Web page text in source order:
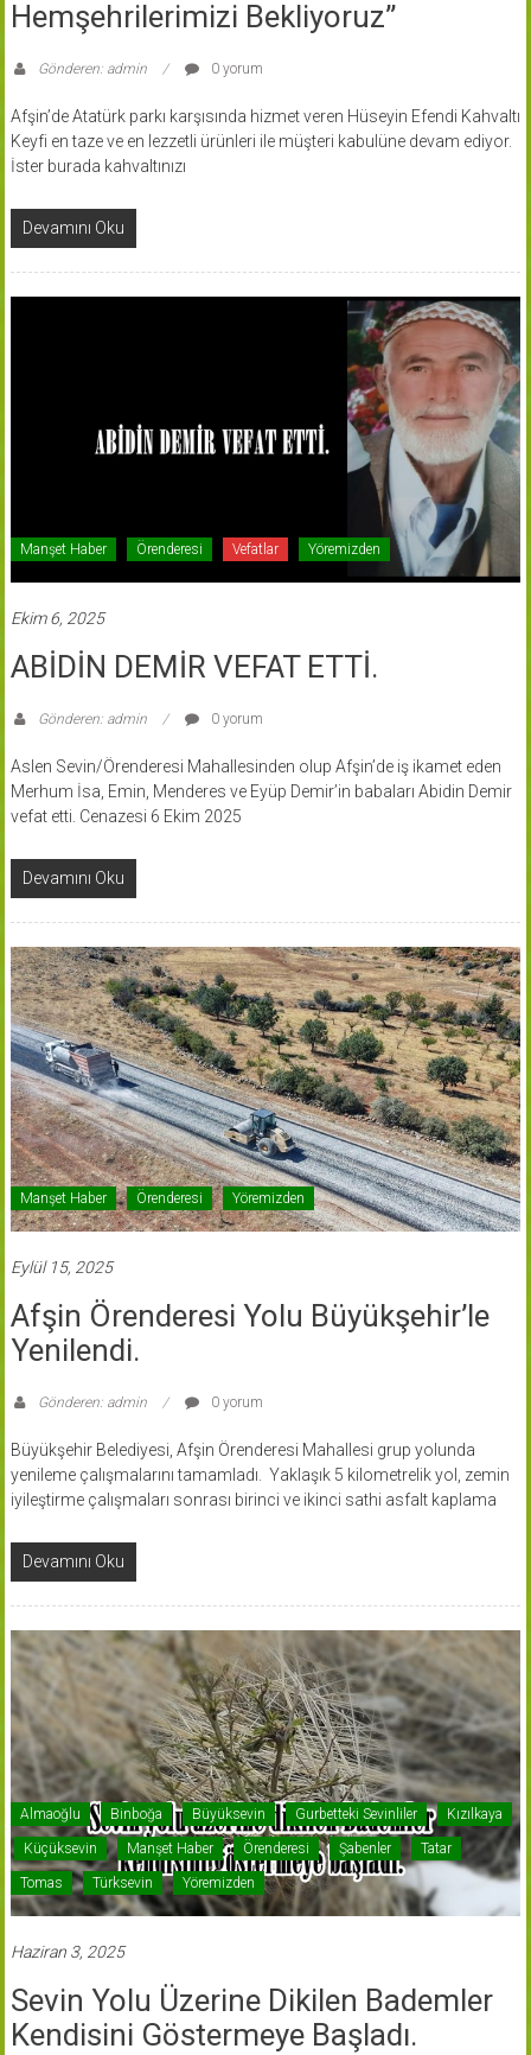
Hemşehrilerimizi Bekliyoruz”
Gönderen: admin 0 yorum
Afşin’de Atatürk parkı karşısında hizmet veren Hüseyin Efendi Kahvaltı
Keyfi en taze ve en lezzetli ürünleri ile müşteri kabulüne devam ediyor.
İster burada kahvaltınızı
Devamını Oku
Manşet Haber Örenderesi Vefatlar Yöremizden
Ekim 6, 2025
ABİDİN DEMİR VEFAT ETTİ.
Gönderen: admin 0 yorum
Aslen Sevin/Örenderesi Mahallesinden olup Afşin’de iş ikamet eden
Merhum İsa, Emin, Menderes ve Eyüp Demir’in babaları Abidin Demir
vefat etti. Cenazesi 6 Ekim 2025
Devamını Oku
Manşet Haber Örenderesi Yöremizden
Eylül 15, 2025
Afşin Örenderesi Yolu Büyükşehir’le
Yenilendi.
Gönderen: admin 0 yorum
Büyükşehir Belediyesi, Afşin Örenderesi Mahallesi grup yolunda
yenileme çalışmalarını tamamladı. Yaklaşık 5 kilometrelik yol, zemin
iyileştirme çalışmaları sonrası birinci ve ikinci sathi asfalt kaplama
Devamını Oku
Almaoğlu Binboğa Büyüksevin Gurbetteki Sevinliler Kızılkaya
Küçüksevin Manşet Haber Örenderesi Şabenler Tatar
Tomas Türksevin Yöremizden
Haziran 3, 2025
Sevin Yolu Üzerine Dikilen Bademler
Kendisini Göstermeye Başladı.